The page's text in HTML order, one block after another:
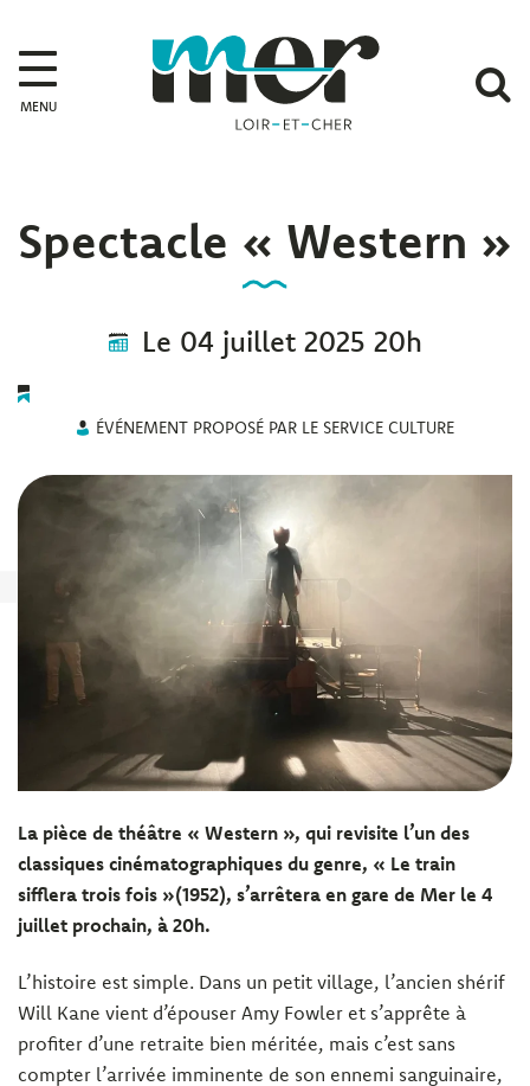
MENU
Spectacle « Western »
Le 04 juillet 2025 20h
ÉVÉNEMENT PROPOSÉ PAR LE SERVICE CULTURE
La pièce de théâtre « Western », qui revisite l’un des
classiques cinématographiques du genre, « Le train
sifflera trois fois »(1952), s’arrêtera en gare de Mer le 4
juillet prochain, à 20h.
L’histoire est simple. Dans un petit village, l’ancien shérif
Will Kane vient d’épouser Amy Fowler et s’apprête à
profiter d’une retraite bien méritée, mais c’est sans
compter l’arrivée imminente de son ennemi sanguinaire,